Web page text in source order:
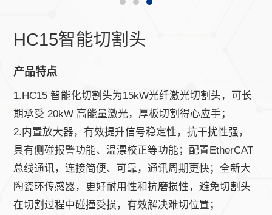
HC15智能切割头
产品特点
1.HC15 智能化切割头为15kW光纤激光切割头，可长
期承受 20kW 高能量激光，厚板切割得心应手；
2.内置放大器，有效提升信号稳定性，抗干扰性强，
具有侧碰报警功能、温漂校正等功能；配置EtherCAT
总线通讯，连接简便、可靠，通讯周期更快；全新大
陶瓷环传感器，更好耐用性和抗磨损性，避免切割头
在切割过程中碰撞受损，有效解决难切位置；